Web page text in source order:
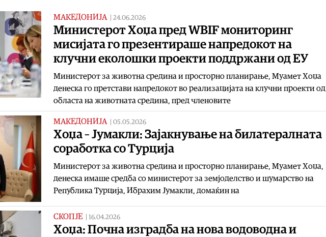
МАКЕДОНИЈА | 24.06.2026
Министерот Хоџа пред WBIF мониторинг
мисијата го презентираше напредокот на
клучни еколошки проекти поддржани од ЕУ
Mинистерот за животна средина и просторно планирање, Муамет Хоџа
денеска го претстави напредокот во реализацијата на клучни проекти од
областа на животната средина, пред членовите
МАКЕДОНИЈА | 05.05.2026
Хоџа – Јумакли: Зајакнување на билатералната
соработка со Турција
Министерот за животна средина и просторно планирање, Муамет Хоџа,
денеска имаше средба со министерот за земјоделство и шумарство на
Република Турција, Ибрахим Јумакли, домаќин на
СКОПЈЕ | 16.04.2026
Хоџа: Почна изградба на нова водоводна и